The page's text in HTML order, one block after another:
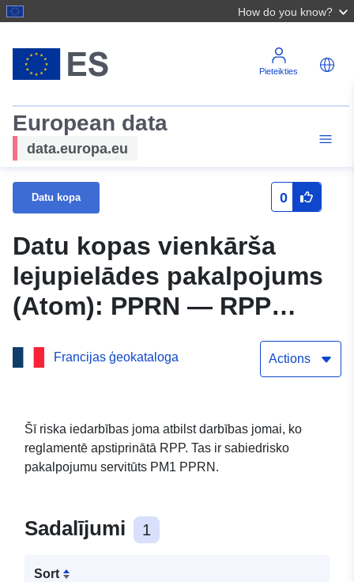
How do you know?
Pieteikties
European data
data.europa.eu
Datu kopa 0
Datu kopas vienkārša
lejupielādes pakalpojums
(Atom): PPRN — RPP
LUNEVILLE (54329) Datu
lejupielādes pakalpojums
(Atom): PPRN — RPP
LUNEVILLE (54329)
Francijas ģeokataloga Actions
Šī riska iedarbības joma atbilst darbības jomai, ko
reglamentē apstiprinātā RPP. Tas ir sabiedrisko
pakalpojumu servitūts PM1 PPRN.
Sadalījumi 1
Sort